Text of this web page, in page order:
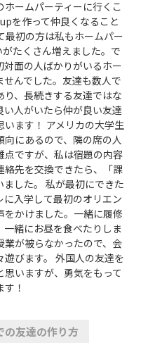
ームパーティーに行くこ
を作って仲良くなること
最初の方は私もホームパー
たくさん増えました。で
面の人ばかりがいるホー
んでした。友達も数人で
、長続きする友達ではな
人がいたら仲が良い友達
ます！ アメリカの大学生
にあるので、隣の席の人
点ですが、私は宿題の内容
先を交換できたら、「課
した。 私が最初にできた
入学して最初のオリエン
をかけました。一緒に履修
緒にお昼を食べたりしま
業が被らなかったので、会
びます。 外国人の友達を
いますが、勇気をもって
！
の友達の作り方